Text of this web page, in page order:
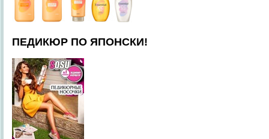
ПЕДИКЮР ПО ЯПОНСКИ!